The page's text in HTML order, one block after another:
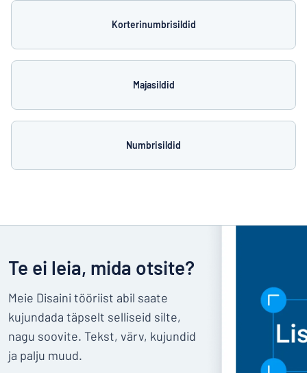
Korterinumbrisildid
Majasildid
Numbrisildid
Te ei leia, mida otsite?
Meie Disaini tööriist abil saate
kujundada täpselt selliseid silte,
nagu soovite. Tekst, värv, kujundid
ja palju muud.